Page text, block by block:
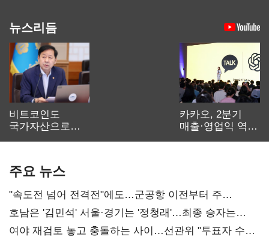
뉴스리듬
비트코인도
국가자산으로…'
카카오, 2분기
매출·영업익 역대
주요 뉴스
"속도전 넘어 전격전"에도…군공항 이전부터 주
52시간까지 '뇌관'
호남은 '김민석' 서울·경기는 '정청래'…최종 승자는
'안갯속'
여야 재검토 놓고 충돌하는 사이…선관위 "투표자 수